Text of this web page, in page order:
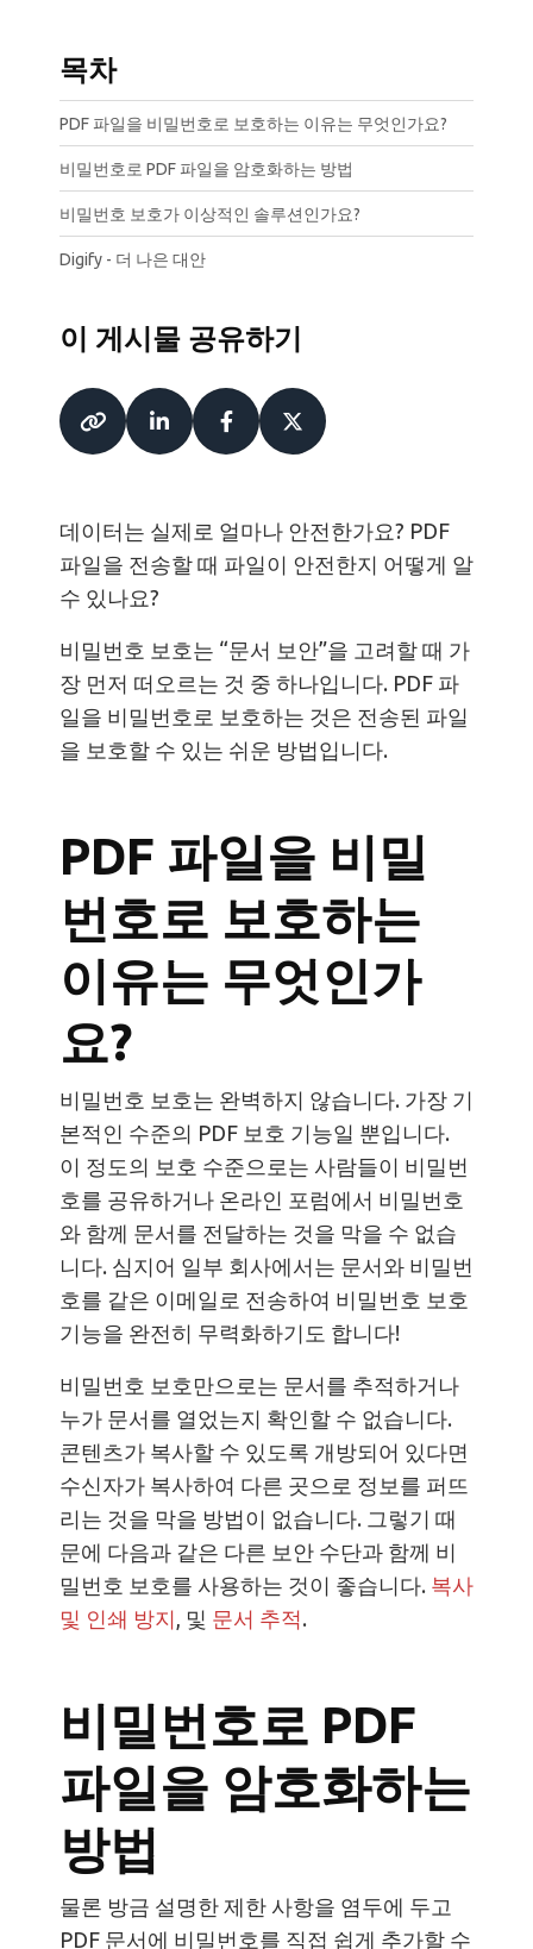
데이터는 실제로 얼마나 안전한가요? PDF
파일을 전송할 때 파일이 안전한지 어떻게 알
수 있나요?
비밀번호 보호는 “문서 보안”을 고려할 때 가
장 먼저 떠오르는 것 중 하나입니다. PDF 파
일을 비밀번호로 보호하는 것은 전송된 파일
을 보호할 수 있는 쉬운 방법입니다.
PDF 파일을 비밀
번호로 보호하는
이유는 무엇인가
요?
비밀번호 보호는 완벽하지 않습니다. 가장 기
본적인 수준의 PDF 보호 기능일 뿐입니다.
이 정도의 보호 수준으로는 사람들이 비밀번
호를 공유하거나 온라인 포럼에서 비밀번호
와 함께 문서를 전달하는 것을 막을 수 없습
니다. 심지어 일부 회사에서는 문서와 비밀번
호를 같은 이메일로 전송하여 비밀번호 보호
기능을 완전히 무력화하기도 합니다!
비밀번호 보호만으로는 문서를 추적하거나
누가 문서를 열었는지 확인할 수 없습니다.
콘텐츠가 복사할 수 있도록 개방되어 있다면
수신자가 복사하여 다른 곳으로 정보를 퍼뜨
리는 것을 막을 방법이 없습니다. 그렇기 때
문에 다음과 같은 다른 보안 수단과 함께 비
밀번호 보호를 사용하는 것이 좋습니다. 복사
및 인쇄 방지 , 및 문서 추적.
비밀번호로 PDF
파일을 암호화하는
방법
물론 방금 설명한 제한 사항을 염두에 두고
PDF 문서에 비밀번호를 직접 쉽게 추가할 수
목차
PDF 파일을 비밀번호로 보호하는 이유는 무엇인가요?
비밀번호로 PDF 파일을 암호화하는 방법
비밀번호 보호가 이상적인 솔루션인가요?
Digify - 더 나은 대안
이 게시물 공유하기